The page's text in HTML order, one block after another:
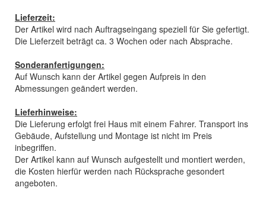
Lieferzeit:
Der Artikel wird nach Auftragseingang speziell für Sie gefertigt.
Die Lieferzeit beträgt ca. 3 Wochen oder nach Absprache.
Sonderanfertigungen:
Auf Wunsch kann der Artikel gegen Aufpreis in den
Abmessungen geändert werden.
Lieferhinweise:
Die Lieferung erfolgt frei Haus mit einem Fahrer. Transport ins
Gebäude, Aufstellung und Montage ist nicht im Preis
inbegriffen.
Der Artikel kann auf Wunsch aufgestellt und montiert werden,
die Kosten hierfür werden nach Rücksprache gesondert
angeboten.